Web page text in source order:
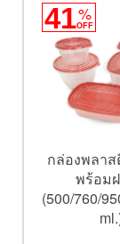
41 %
OFF
กล่องพลาส
พร้อม
(500/760/